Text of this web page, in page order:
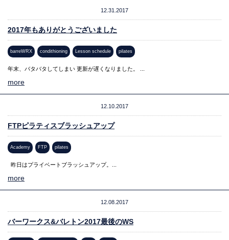
12.31.2017
2017年もありがとうございました
barreWRX condithioning Lesson schedule pilates
年末、バタバタしてしまい 更新が遅くなりました。 ...
more
12.10.2017
FTPピラティスブラッシュアップ
Academy FTP pilates
昨日はプライベートブラッシュアップ。...
more
12.08.2017
バーワークス&バレトン2017最後のWS